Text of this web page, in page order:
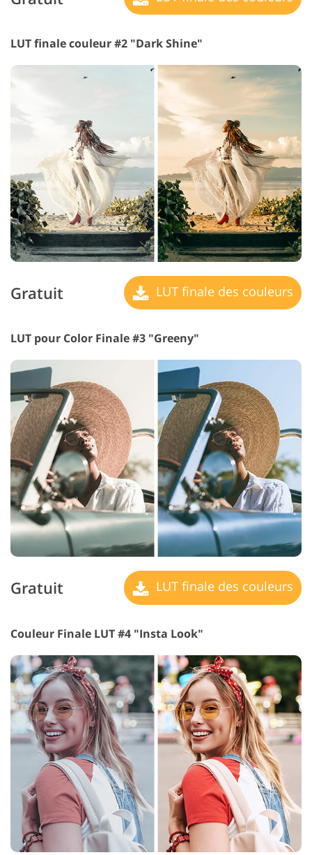
LUT finale couleur #2 "Dark Shine"
Gratuit LUT finale des couleurs
LUT pour Color Finale #3 "Greeny"
Gratuit LUT finale des couleurs
Couleur Finale LUT #4 "Insta Look"